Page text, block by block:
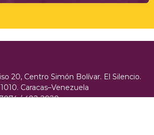
20, Centro Simón Bolívar. El Silencio.
Caracas–Venezuela
/ 482-2020